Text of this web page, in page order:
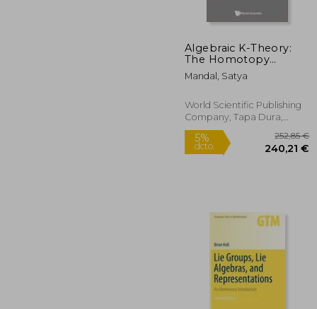
5%
Algebraic K-Theory:
The Homotopy
Approach of Quillen
and an Approach
Algebra (en Inglés)
Mandal, Satya
World Scientific Publishing
Company, Tapa Dura,
Nuevo